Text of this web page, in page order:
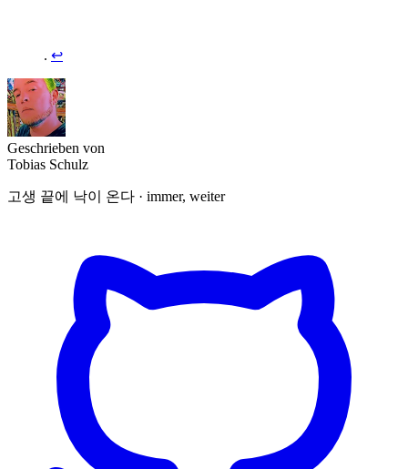
. ↩︎
Geschrieben von
Tobias Schulz
고생 끝에 낙이 온다 · immer, weiter